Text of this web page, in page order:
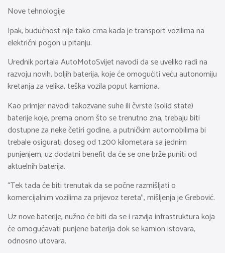
Nove tehnologije
Ipak, budućnost nije tako crna kada je transport vozilima na
električni pogon u pitanju.
Urednik portala AutoMotoSvijet navodi da se uveliko radi na
razvoju novih, boljih baterija, koje će omogućiti veću autonomiju
kretanja za velika, teška vozila poput kamiona.
Kao primjer navodi takozvane suhe ili čvrste (solid state)
baterije koje, prema onom što se trenutno zna, trebaju biti
dostupne za neke četiri godine, a putničkim automobilima bi
trebale osigurati doseg od 1.200 kilometara sa jednim
punjenjem, uz dodatni benefit da će se one brže puniti od
aktuelnih baterija.
“Tek tada će biti trenutak da se počne razmišljati o
komercijalnim vozilima za prijevoz tereta”, mišljenja je Grebović.
Uz nove baterije, nužno će biti da se i razvija infrastruktura koja
će omogućavati punjene baterija dok se kamion istovara,
odnosno utovara.